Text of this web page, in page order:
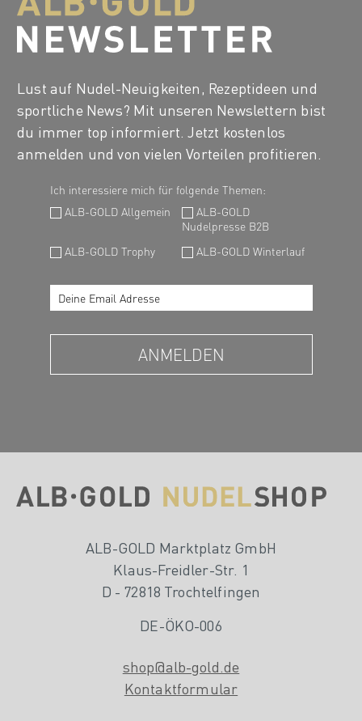
Lust auf Nudel-Neuigkeiten, Rezeptideen und
sportliche News? Mit unseren Newslettern bist
du immer top informiert. Jetzt kostenlos
anmelden und von vielen Vorteilen profitieren.
ALB-GOLD Marktplatz GmbH
Klaus-Freidler-Str. 1
D - 72818 Trochtelfingen
DE-ÖKO-006
shop@alb-gold.de
Kontaktformular